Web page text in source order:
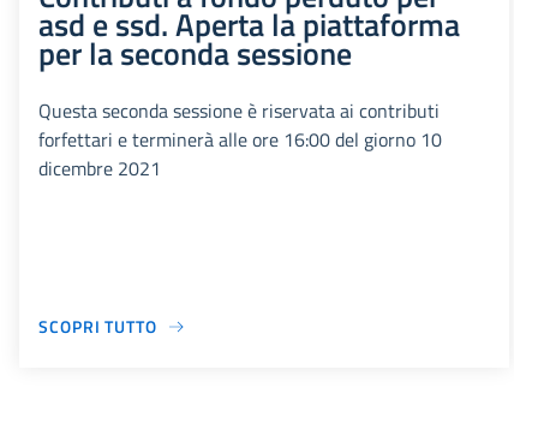
asd e ssd. Aperta la piattaforma
per la seconda sessione
Questa seconda sessione è riservata ai contributi
forfettari e terminerà alle ore 16:00 del giorno 10
dicembre 2021
SCOPRI TUTTO